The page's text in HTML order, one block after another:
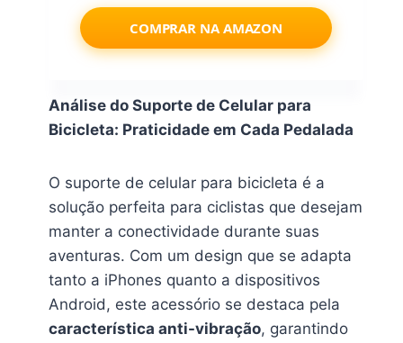
COMPRAR NA AMAZON
Análise do Suporte de Celular para
Bicicleta: Praticidade em Cada Pedalada
O suporte de celular para bicicleta é a
solução perfeita para ciclistas que desejam
manter a conectividade durante suas
aventuras. Com um design que se adapta
tanto a iPhones quanto a dispositivos
Android, este acessório se destaca pela
característica anti-vibração, garantindo